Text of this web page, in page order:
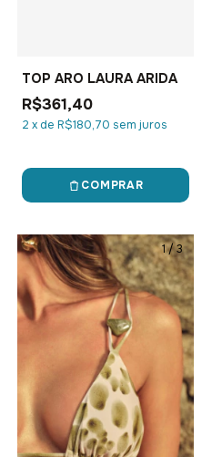
TOP ARO LAURA ARIDA
R$361,40
2 xde R$180,70 sem juros
COMPRAR
1/3